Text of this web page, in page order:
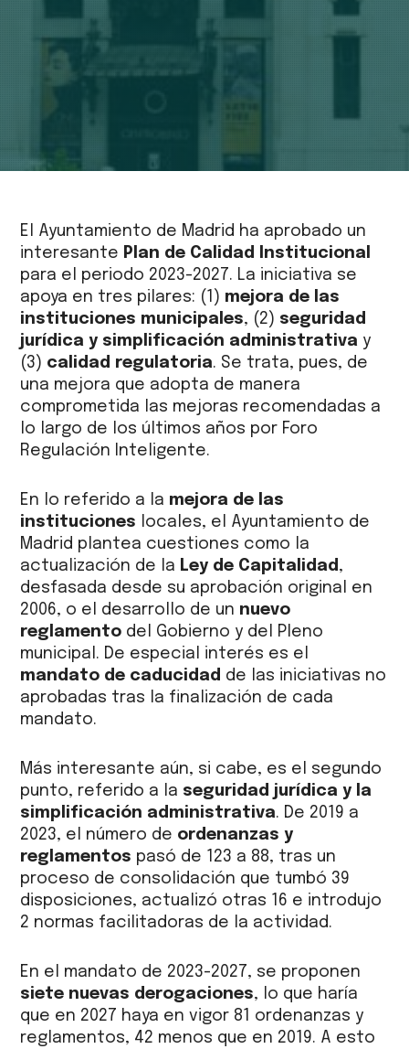
El Ayuntamiento de Madrid ha aprobado un
interesante Plan de Calidad Institucional
para el periodo 2023-2027. La iniciativa se
apoya en tres pilares: (1) mejora de las
instituciones municipales, (2) seguridad
jurídica y simplificación administrativa y
(3) calidad regulatoria. Se trata, pues, de
una mejora que adopta de manera
comprometida las mejoras recomendadas a
lo largo de los últimos años por Foro
Regulación Inteligente.
En lo referido a la mejora de las
instituciones locales, el Ayuntamiento de
Madrid plantea cuestiones como la
actualización de la Ley de Capitalidad ,
desfasada desde su aprobación original en
2006, o el desarrollo de un nuevo
reglamento del Gobierno y del Pleno
municipal. De especial interés es el
mandato de caducidad de las iniciativas no
aprobadas tras la finalización de cada
mandato.
Más interesante aún, si cabe, es el segundo
punto, referido a la seguridad jurídica y la
simplificación administrativa. De 2019 a
2023, el número de ordenanzas y
reglamentos pasó de 123 a 88, tras un
proceso de consolidación que tumbó 39
disposiciones, actualizó otras 16 e introdujo
2 normas facilitadoras de la actividad.
En el mandato de 2023-2027, se proponen
siete nuevas derogaciones, lo que haría
que en 2027 haya en vigor 81 ordenanzas y
reglamentos, 42 menos que en 2019. A esto